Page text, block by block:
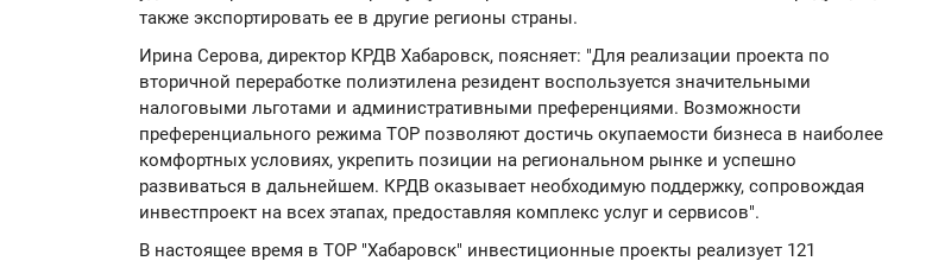
также экспортировать ее в другие регионы страны.
Ирина Серова, директор КРДВ Хабаровск, поясняет: "Для реализации проекта по
вторичной переработке полиэтилена резидент воспользуется значительными
налоговыми льготами и административными преференциями. Возможности
преференциального режима ТОР позволяют достичь окупаемости бизнеса в наиболее
комфортных условиях, укрепить позиции на региональном рынке и успешно
развиваться в дальнейшем. КРДВ оказывает необходимую поддержку, сопровождая
инвестпроект на всех этапах, предоставляя комплекс услуг и сервисов".
В настоящее время в ТОР "Хабаровск" инвестиционные проекты реализует 121